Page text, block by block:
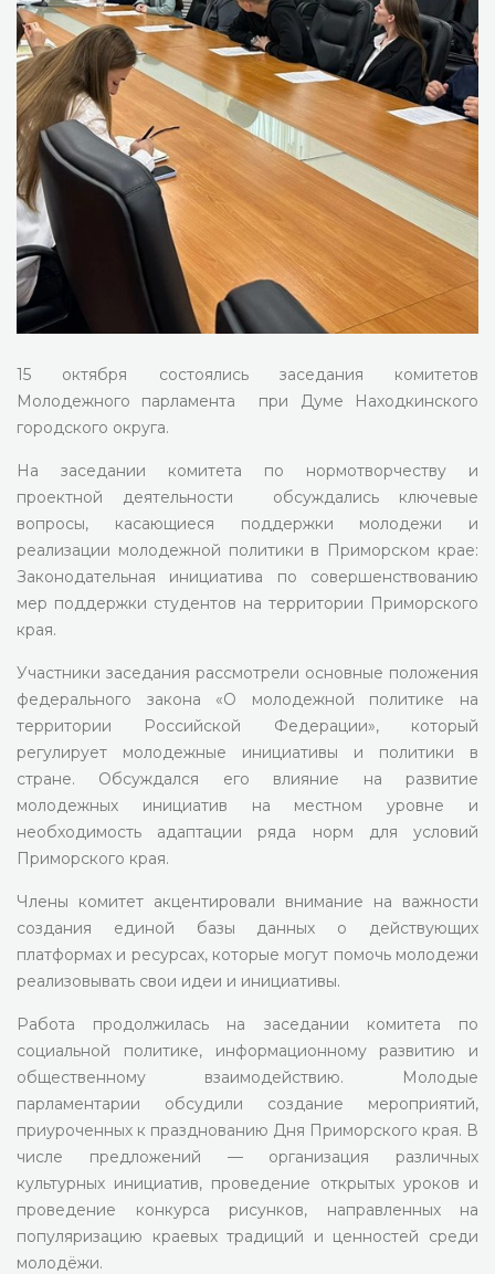
15 октября состоялись заседания комитетов
Молодежного парламента при Думе Находкинского
городского округа.
На заседании комитета по нормотворчеству и
проектной деятельности обсуждались ключевые
вопросы, касающиеся поддержки молодежи и
реализации молодежной политики в Приморском крае:
Законодательная инициатива по совершенствованию
мер поддержки студентов на территории Приморского
края.
Участники заседания рассмотрели основные положения
федерального закона «О молодежной политике на
территории Российской Федерации», который
регулирует молодежные инициативы и политики в
стране. Обсуждался его влияние на развитие
молодежных инициатив на местном уровне и
необходимость адаптации ряда норм для условий
Приморского края.
Члены комитет акцентировали внимание на важности
создания единой базы данных о действующих
платформах и ресурсах, которые могут помочь молодежи
реализовывать свои идеи и инициативы.
Работа продолжилась на заседании комитета по
социальной политике, информационному развитию и
общественному взаимодействию. Молодые
парламентарии обсудили создание мероприятий,
приуроченных к празднованию Дня Приморского края. В
числе предложений — организация различных
культурных инициатив, проведение открытых уроков и
проведение конкурса рисунков, направленных на
популяризацию краевых традиций и ценностей среди
молодёжи.